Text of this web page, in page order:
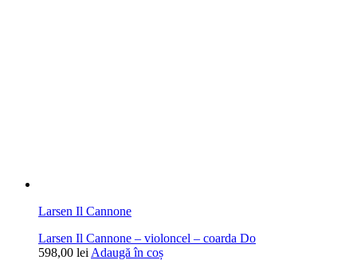
Larsen Il Cannone
Larsen Il Cannone – violoncel – coarda Do
598,00 lei Adaugă în coș